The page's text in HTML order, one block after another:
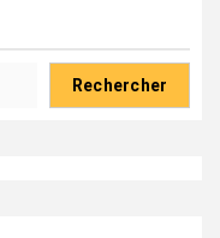
Rechercher